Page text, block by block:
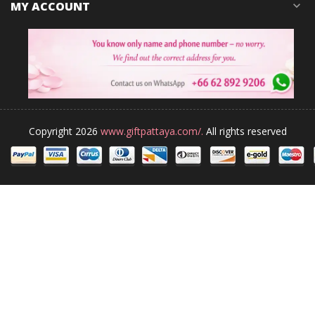
MY ACCOUNT expand_more
Copyright 2026 www.giftpattaya.com/. All rights reserved